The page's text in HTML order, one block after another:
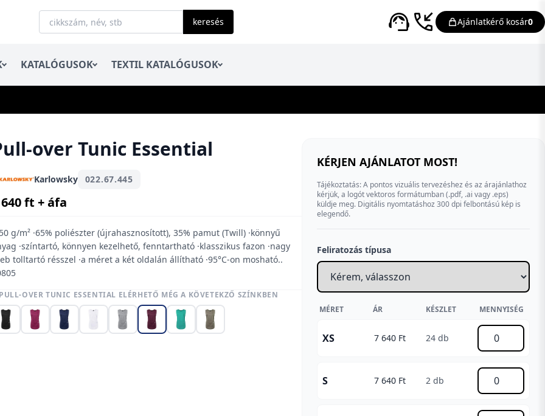
keresés Ajánlatkérő kosár0
KATALÓGUSOK TEXTIL KATALÓGUSOK
over Tunic Essential
Karlowsky 022.67.445
ft + áfa
g/m² ·65% poliészter (újrahasznosított), 35% pamut (Twill) ·könnyű
·színtartó, könnyen kezelhető, fenntartható ·klasszikus fazon ·nagy
tolltartó résszel ·a méret a két oldalán állítható ·95°C-on mosható..
OVER TUNIC ESSENTIAL ELÉRHETŐ MÉG A KÖVETEKZŐ SZÍNKBEN
KÉRJEN AJÁNLATOT MOST!
Tájékoztatás: A pontos vizuális tervezéshez és az árajánlathoz
kérjük, a logót vektoros formátumban (.pdf, .ai vagy .eps)
küldje meg. Digitális nyomtatáshoz 300 dpi felbontású kép is
elegendő.
Feliratozás típusa
MÉRET ÁR KÉSZLET MENNYISÉG
XS 7 640 Ft 24 db
S 7 640 Ft 2 db